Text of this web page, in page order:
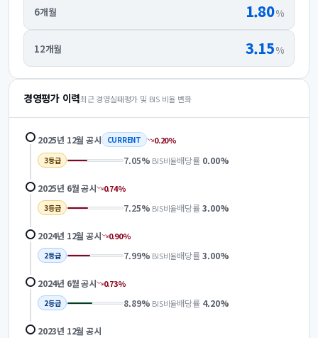
6개월 1.80%
12개월 3.15%
경영평가 이력최근 경영실태평가 및 BIS 비율 변화
2025년 12월 공시 CURRENT 0.20%
3등급 7.05% BIS비율배당률 0.00%
2025년 6월공시 0.74%
3등급 7.25% BIS비율배당률 3.00%
2024년 12월 공시 0.90%
2등급 7.99% BIS비율배당률 3.00%
2024년 6월공시 0.73%
2등급 8.89% BIS비율배당률 4.20%
2023년 12월 공시